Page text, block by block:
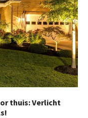
thuis: Verlicht